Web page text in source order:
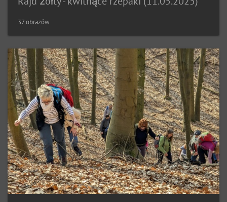
37 obrazów